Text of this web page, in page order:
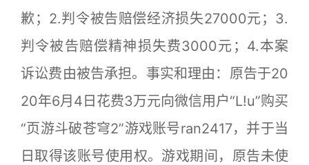
歉；2.判令被告赔偿经济损失27000元；3.
判令被告赔偿精神损失费3000元；4.本案
诉讼费由被告承担。事实和理由：原告于20
20年6月4日花费3万元向微信用户“L!u”购买
“页游斗破苍穹2”游戏账号ran2417，并于当
日取得该账号使用权。游戏期间，原告未使